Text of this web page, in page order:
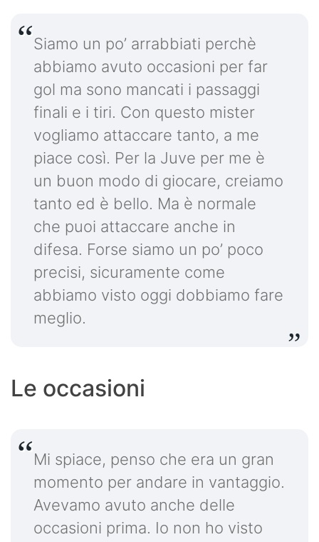
Siamo un po’ arrabbiati perchè
abbiamo avuto occasioni per far
gol ma sono mancati i passaggi
finali e i tiri. Con questo mister
vogliamo attaccare tanto, a me
piace così. Per la Juve per me è
un buon modo di giocare, creiamo
tanto ed è bello. Ma è normale
che puoi attaccare anche in
difesa. Forse siamo un po’ poco
precisi, sicuramente come
abbiamo visto oggi dobbiamo fare
meglio.
Le occasioni
Mi spiace, penso che era un gran
momento per andare in vantaggio.
Avevamo avuto anche delle
occasioni prima. Io non ho visto